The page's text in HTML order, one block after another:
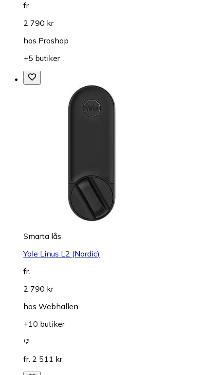
fr.
2 790 kr
hos Proshop
+5 butiker
Smarta lås
Yale Linus L2 (Nordic)
fr.
2 790 kr
hos Webhallen
+10 butiker
fr. 2 511 kr